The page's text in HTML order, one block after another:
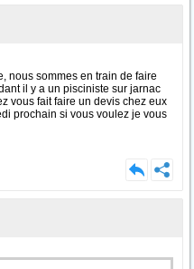
nous sommes en train de faire
il y a un pisciniste sur jarnac
vous fait faire un devis chez eux
prochain si vous voulez je vous